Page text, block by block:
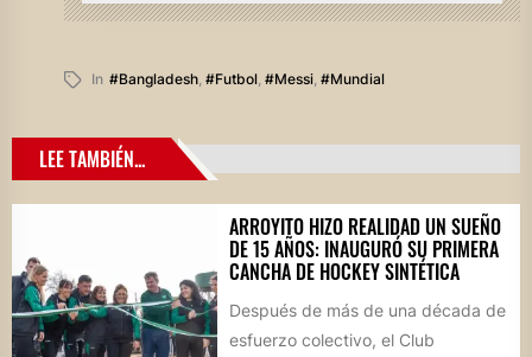
In #bangladesh, #futbol, #messi, #mundial
LEE TAMBIÉN...
ARROYITO HIZO REALIDAD UN SUEÑO
DE 15 AÑOS: INAUGURÓ SU PRIMERA
CANCHA DE HOCKEY SINTÉTICA
Después de más de una década de
esfuerzo colectivo, el Club